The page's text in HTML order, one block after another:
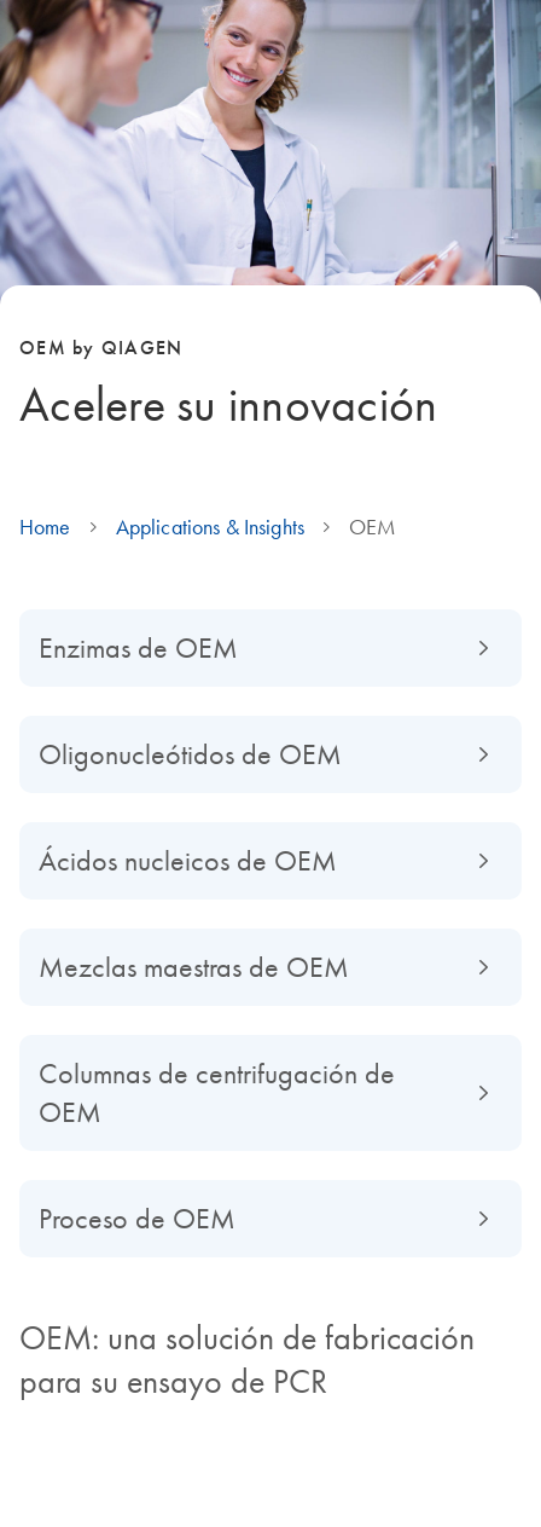
OEM by QIAGEN
Acelere su innovación
Home Applications & Insights OEM
Enzimas de OEM
Oligonucleótidos de OEM
Ácidos nucleicos de OEM
Mezclas maestras de OEM
Columnas de centrifugación de
OEM
Proceso de OEM
OEM: una solución de fabricación
para su ensayo de PCR